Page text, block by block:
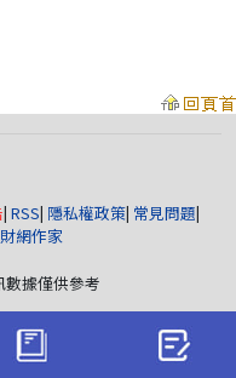
| RSS| 隱私權政策| 常見問題|
網作家
據僅供參考
Rights Reserved.